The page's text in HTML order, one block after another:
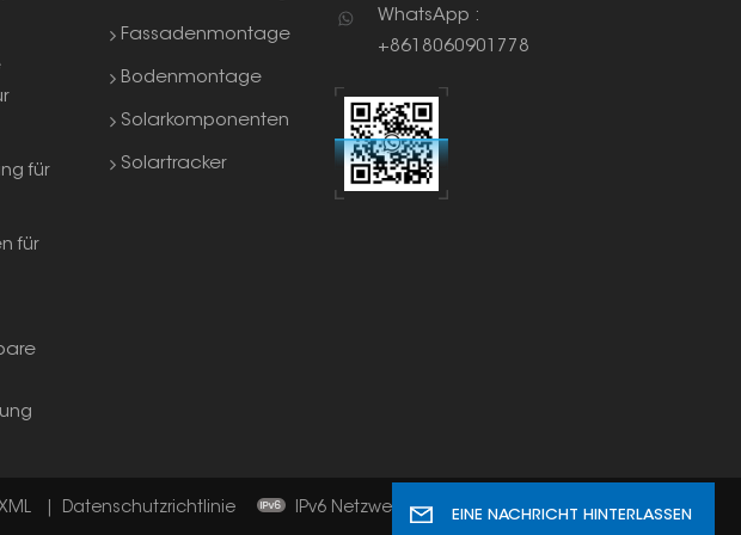
für
für
Fassadenmontage
Bodenmontage
Solarkomponenten
Solartracker
WhatsApp :
+8618060901778
Datenschutzrichtlinie IPv6 Netzwerk unterstütztEINE NACHRICHT HINTERLASSEN